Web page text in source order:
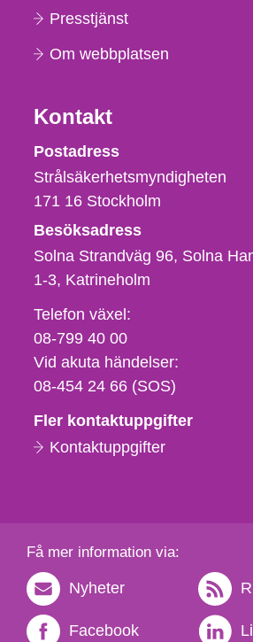
Presstjänst
Om webbplatsen
Kontakt
Strålsäkerhetsmyndigheten
Postadress
Strålsäkerhetsmyndigheten
171 16 Stockholm
Besöksadress
Solna Strandväg 96, Solna
1-3 Katrineholm
Telefon,
fax
och
e-
Telefon växel:
08-799 40 00
Vid akuta händelser:
08-454 24 66 (SOS)
Fler kontaktuppgifter
Kontaktuppgifter
Få mer information via:
Nyheter
Facebook